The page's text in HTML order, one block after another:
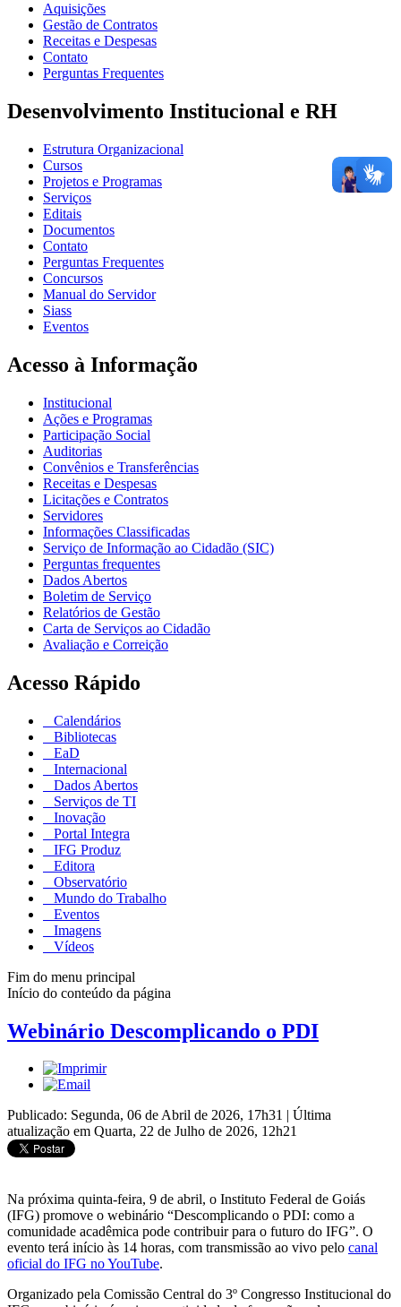
Aquisições
Gestão de Contratos
Receitas e Despesas
Contato
Perguntas Frequentes
Desenvolvimento Institucional e RH
Estrutura Organizacional
Cursos
Projetos e Programas
Serviços
Editais
Documentos
Contato
Perguntas Frequentes
Concursos
Manual do Servidor
Siass
Eventos
Acesso à Informação
Institucional
Ações e Programas
Participação Social
Auditorias
Convênios e Transferências
Receitas e Despesas
Licitações e Contratos
Servidores
Informações Classificadas
Serviço de Informação ao Cidadão (SIC)
Perguntas frequentes
Dados Abertos
Boletim de Serviço
Relatórios de Gestão
Carta de Serviços ao Cidadão
Avaliação e Correição
Acesso Rápido
Calendários
Bibliotecas
EaD
Internacional
Dados Abertos
Serviços de TI
Inovação
Portal Integra
IFG Produz
Editora
Observatório
Mundo do Trabalho
Eventos
Imagens
Vídeos
Fim do menu principal
Início do conteúdo da página
Webinário Descomplicando o PDI
Publicado: Segunda, 06 de Abril de 2026, 17h31 | Última
atualização em Quarta, 22 de Julho de 2026, 12h21
Na próxima quinta-feira, 9 de abril, o Instituto Federal de Goiás
(IFG) promove o webinário “Descomplicando o PDI: como a
comunidade acadêmica pode contribuir para o futuro do IFG”. O
evento terá início às 14 horas, com transmissão ao vivo pelo canal
oficial do IFG no YouTube.
Organizado pela Comissão Central do 3º Congresso Institucional do